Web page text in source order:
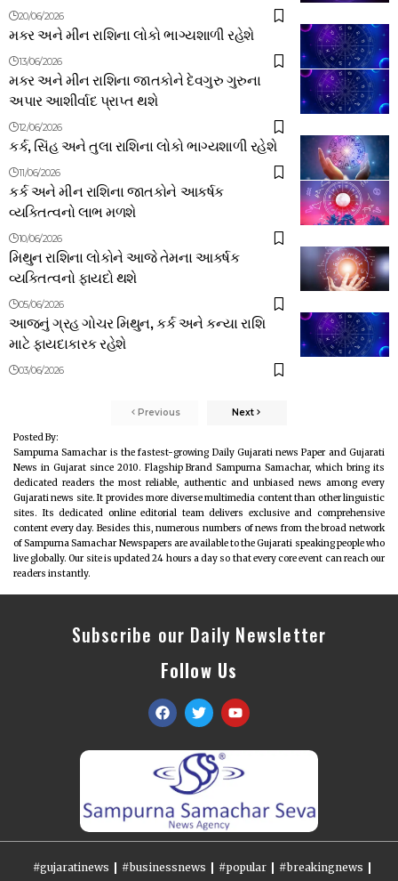
20/06/2026
મકર અને મીન રાશિના લોકો ભાગ્યશાળી રહેશે
13/06/2026
મકર અને મીન રાશિના જાતકોને દેવગુરુ ગુરુના
અપાર આશીર્વાદ પ્રાપ્ત થશે
12/06/2026
કર્ક, સિંહ અને તુલા રાશિના લોકો ભાગ્યશાળી રહેશે
11/06/2026
કર્ક અને મીન રાશિના જાતકોને આકર્ષક
વ્યક્તિત્વનો લાભ મળશે
10/06/2026
મિથુન રાશિના લોકોને આજે તેમના આકર્ષક
વ્યક્તિત્વનો ફાયદો થશે
05/06/2026
આજનું ગ્રહ ગોચર મિથુન, કર્ક અને કન્યા રાશિ
માટે ફાયદાકારક રહેશે
03/06/2026
Previous Next
Posted By:
Sampurna Samachar is the fastest-growing Daily Gujarati news Paper and Gujarati
News in Gujarat since 2010. Flagship Brand Sampurna Samachar, which bring its
dedicated readers the most reliable, authentic and unbiased news among every
Gujarati news site. It provides more diverse multimedia content than other linguistic
sites. Its dedicated online editorial team delivers exclusive and comprehensive
content every day. Besides this, numerous numbers of news from the broad network
of Sampurna Samachar Newspapers are available to the Gujarati speaking people who
live globally. Our site is updated 24 hours a day so that every core event can reach our
readers instantly.
Subscribe our Daily Newsletter
Follow Us
#gujaratinews #businessnews #popular #breakingnews